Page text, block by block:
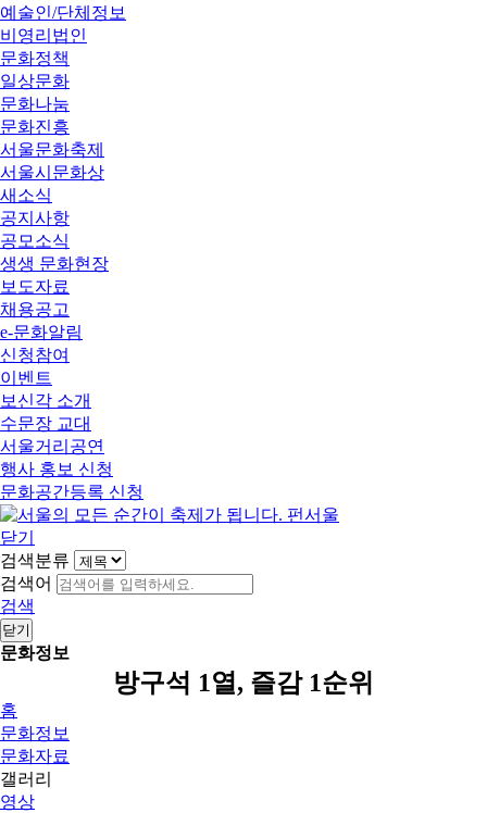
예술인/단체정보
비영리법인
문화정책
일상문화
문화나눔
문화진흥
서울문화축제
서울시문화상
새소식
공지사항
공모소식
생생 문화현장
보도자료
채용공고
e-문화알림
신청참여
이벤트
보신각 소개
수문장 교대
서울거리공연
행사 홍보 신청
문화공간등록 신청
닫기
검색분류
검색어
검색
닫기
문화정보
방구석 1열, 즐감 1순위
홈
문화정보
문화자료
갤러리
영상